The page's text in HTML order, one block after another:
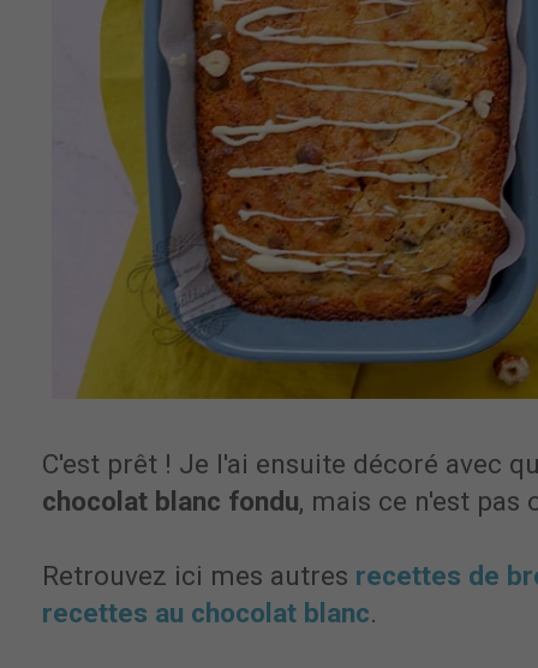
C'est prêt ! Je l'ai ensuite décoré avec
chocolat blanc fondu, mais ce n'est pas
Retrouvez ici mes autres recettes de
recettes au chocolat blanc.